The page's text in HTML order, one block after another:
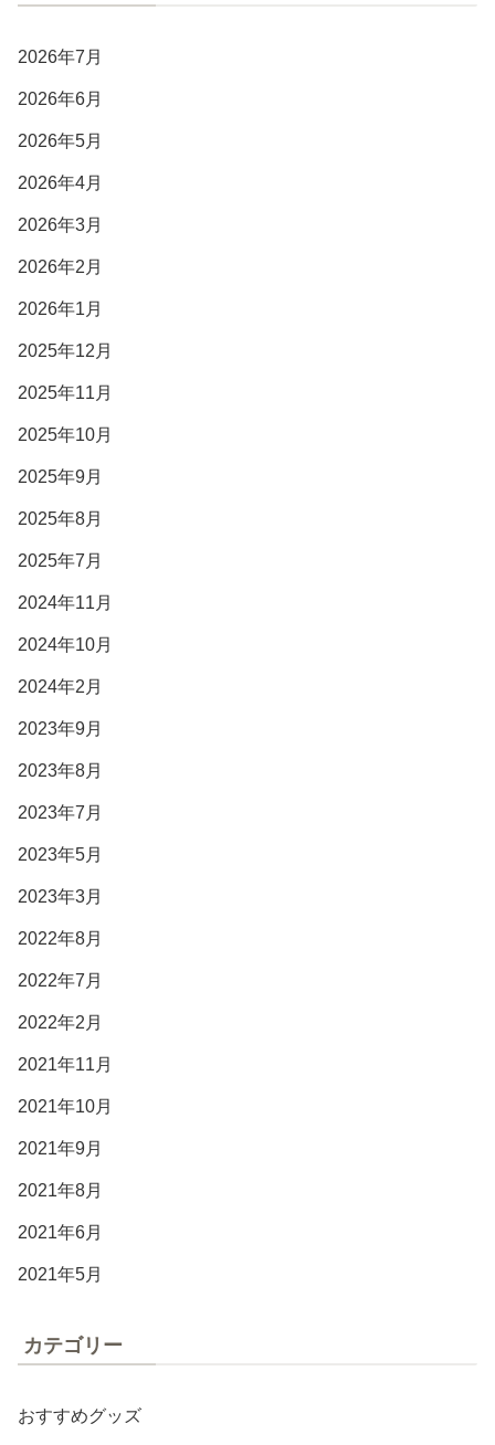
2026年7月
2026年6月
2026年5月
2026年4月
2026年3月
2026年2月
2026年1月
2025年12月
2025年11月
2025年10月
2025年9月
2025年8月
2025年7月
2024年11月
2024年10月
2024年2月
2023年9月
2023年8月
2023年7月
2023年5月
2023年3月
2022年8月
2022年7月
2022年2月
2021年11月
2021年10月
2021年9月
2021年8月
2021年6月
2021年5月
カテゴリー
おすすめグッズ